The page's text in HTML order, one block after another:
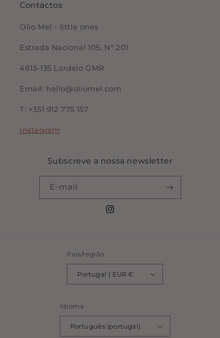
Contactos
Olio Mel - little ones
Estrada Nacional 105, Nº 201
4815-135 Lordelo GMR
Email: hello@oliomel.com
T: +351 912 775 157
Instagram
Subscreve a nossa newsletter
E-mail
Instagram
País/região
Portugal | EUR €
Idioma
Português (portugal)